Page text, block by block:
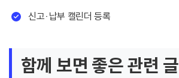
신고·납부 캘린더 등록
함께 보면 좋은 관련 글